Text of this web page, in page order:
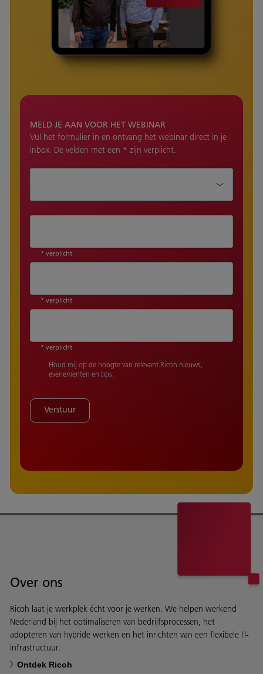
MELD JE AAN VOOR HET WEBINAR
Vul het formulier in en ontvang het webinar direct in je
inbox. De velden met een * zijn verplicht.
* verplicht
* verplicht
* verplicht
Houd mij op de hoogte van relevant Ricoh nieuws,
evenementen en tips.
Verstuur
Over ons
Ricoh laat je werkplek écht voor je werken. We helpen werkend
Nederland bij het optimaliseren van bedrijfsprocessen, het
adopteren van hybride werken en het inrichten van een flexibele IT-
infrastructuur.
Ontdek Ricoh